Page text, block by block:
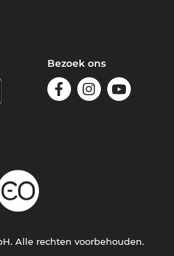
Bezoek ons
Alle rechten voorbehouden.